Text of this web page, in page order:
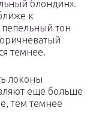
блондин».
к
тон
темнее.
локоны
еще больше
тем темнее